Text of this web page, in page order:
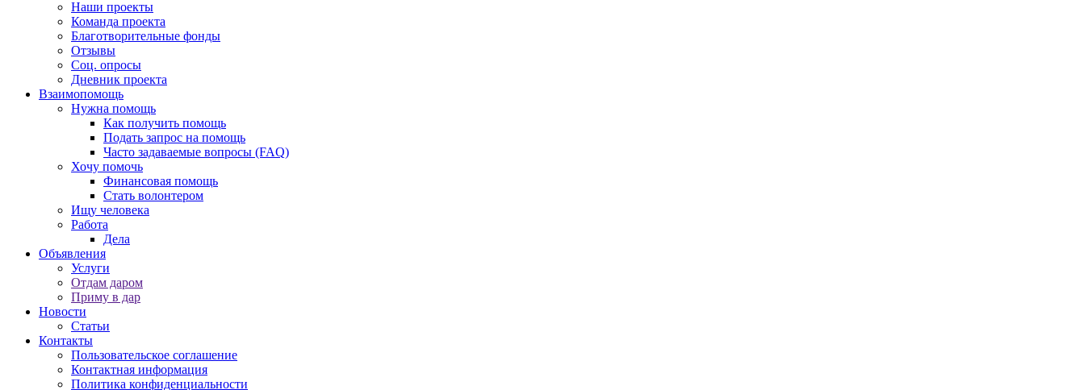
Наши проекты
Команда проекта
Благотворительные фонды
Отзывы
Соц. опросы
Дневник проекта
Взаимопомощь
Нужна помощь
Как получить помощь
Подать запрос на помощь
Часто задаваемые вопросы (FAQ)
Хочу помочь
Финансовая помощь
Стать волонтером
Ищу человека
Работа
Дела
Объявления
Услуги
Отдам даром
Приму в дар
Новости
Статьи
Контакты
Пользовательское соглашение
Контактная информация
Политика конфиденциальности